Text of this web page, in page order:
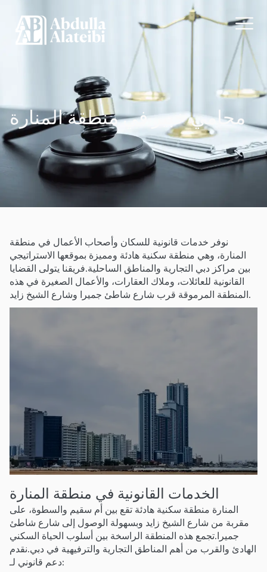
محامي خبير في منطقة المنارة
نوفر خدمات قانونية للسكان وأصحاب الأعمال في منطقة
المنارة، وهي منطقة سكنية هادئة ومميزة بموقعها الاستراتيجي
بين مراكز دبي التجارية والمناطق الساحلية.فريقنا يتولى القضايا
القانونية للعائلات، وملاك العقارات، والأعمال الصغيرة في هذه
المنطقة المرموقة قرب شارع شاطئ جميرا وشارع الشيخ زايد.
الخدمات القانونية في منطقة المنارة
المنارة منطقة سكنية هادئة تقع بين أم سقيم والسطوة، على
مقربة من شارع الشيخ زايد وبسهولة الوصول إلى شارع شاطئ
جميرا.تجمع هذه المنطقة الراسخة بين أسلوب الحياة السكني
الهادئ والقرب من أهم المناطق التجارية والترفيهية في دبي.نقدم
دعم قانوني لـ: